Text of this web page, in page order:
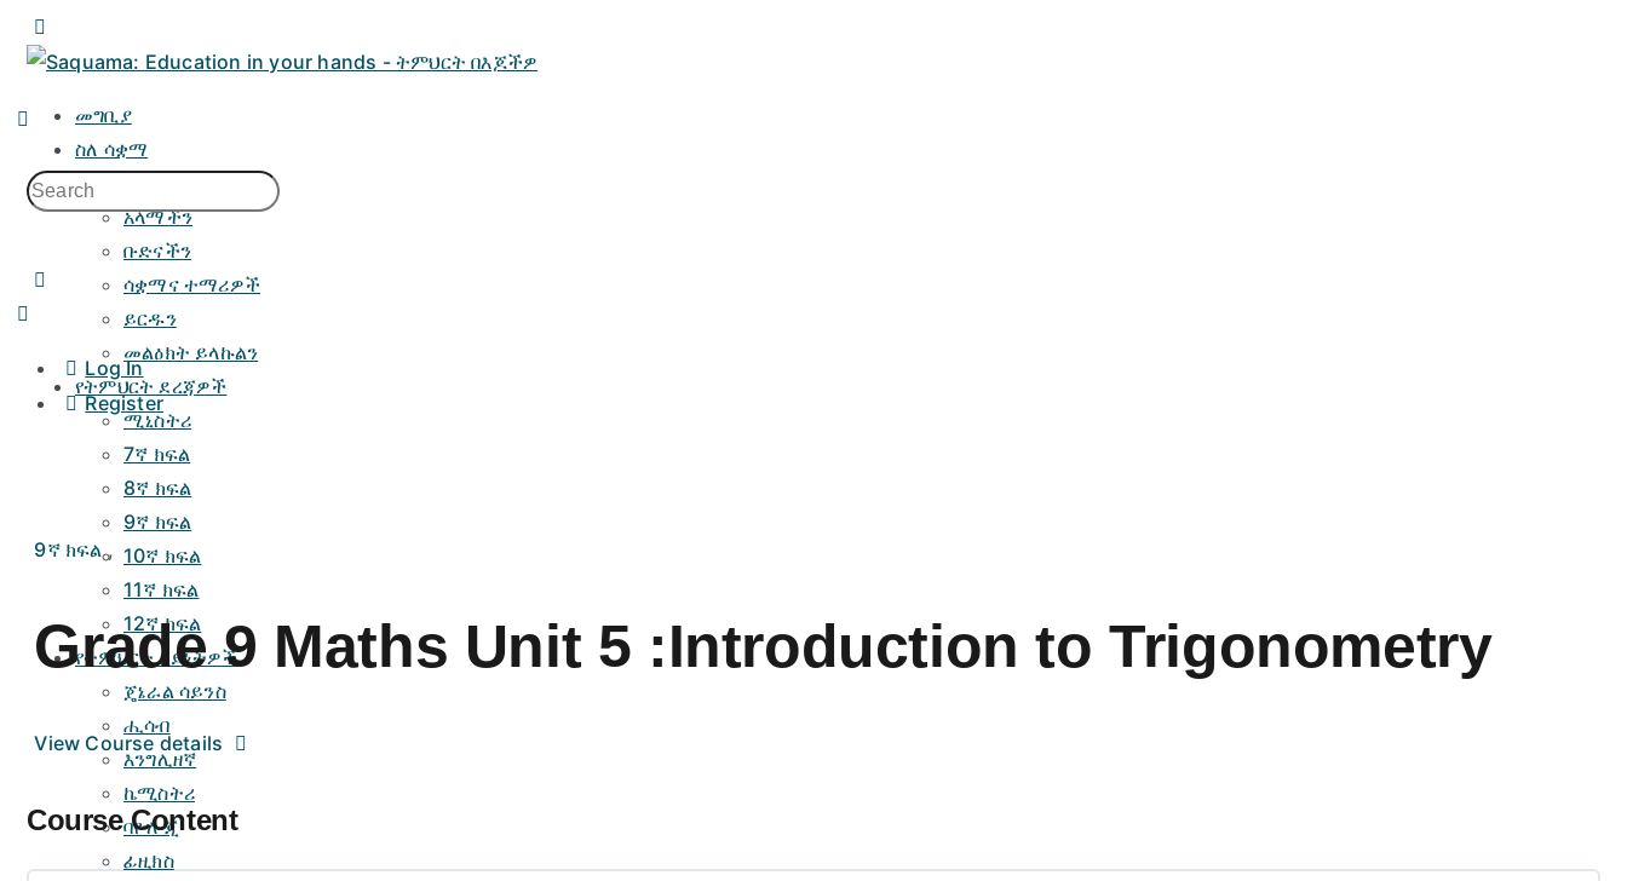
መግቢያ
ስለ ሳቋማ
አላማችን
ቡድናችን
ሳቋማና ተማሪዎች
ይርዱን
መልዕክት ይላኩልን
የትምህርት ደረጃዎች
ሚኒስትሪ
7ኛ ክፍል
8ኛ ክፍል
9ኛ ክፍል
10ኛ ክፍል
11ኛ ክፍል
12ኛ ክፍል
የትምህርት አይነትዎች
ጄኔራል ሳይንስ
ሒሳብ
እንግሊዘኛ
ኬሚስትሪ
ባዮሎጂ
ፊዚክስ
Log In
Register
9ኛ ክፍል,
Grade 9 Maths Unit 5 :Introduction to Trigonometry
View Course details
Course Content